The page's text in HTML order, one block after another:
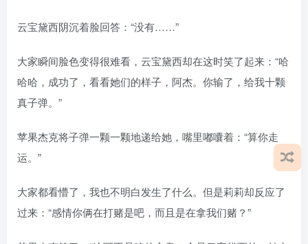
云宝黛西阴沉着脸回答：“没有……”
大家瞬间脸色变得很难看，云宝黛西却在这时笑了起来：“哈
哈哈，成功了，看看她们的样子，阿杰。你输了，给我十颗
真子弹。”
苹果杰克将子弹一颗一颗地递给她，嘴里嘟囔着：“算你走
运。”
大家都看懵了，我也不明白发生了什么。但是莉莉却反应了
过来：“感情你俩在打赌是吧，而且是在拿我们赌？”